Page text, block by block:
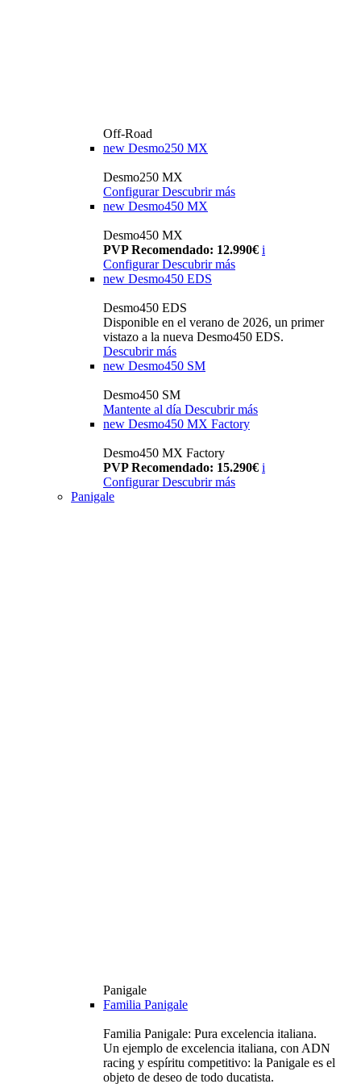
Off-Road
new Desmo250 MX
Desmo250 MX
Configurar Descubrir más
new Desmo450 MX
Desmo450 MX
PVP Recomendado: 12.990€ i
Configurar Descubrir más
new Desmo450 EDS
Desmo450 EDS
Disponible en el verano de 2026, un primer
vistazo a la nueva Desmo450 EDS.
Descubrir más
new Desmo450 SM
Desmo450 SM
Mantente al día Descubrir más
new Desmo450 MX Factory
Desmo450 MX Factory
PVP Recomendado: 15.290€ i
Configurar Descubrir más
Panigale
Panigale
Familia Panigale
Familia Panigale: Pura excelencia italiana.
Un ejemplo de excelencia italiana, con ADN
racing y espíritu competitivo: la Panigale es el
objeto de deseo de todo ducatista.